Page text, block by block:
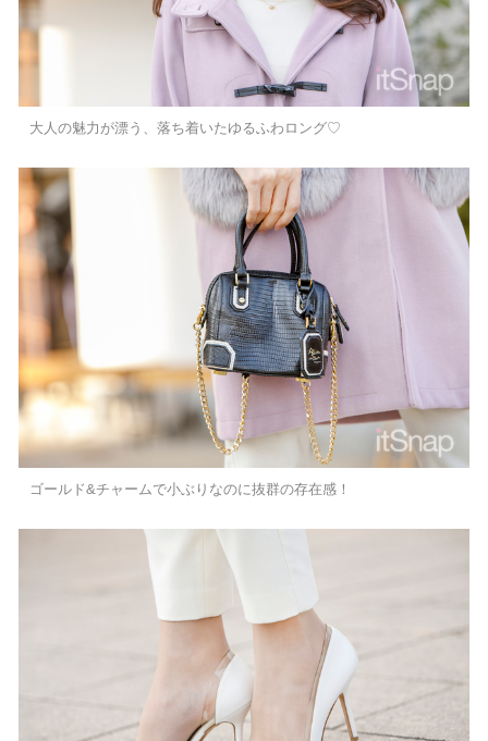
大人の魅力が漂う、落ち着いたゆるふわロング♡
ゴールド&チャームで小ぶりなのに抜群の存在感！